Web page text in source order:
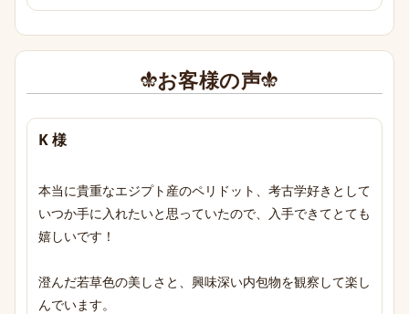
お客様の声
K 様
本当に貴重なエジプト産のペリドット、考古学好きとして
いつか手に入れたいと思っていたので、入手できてとても
嬉しいです！
澄んだ若草色の美しさと、興味深い内包物を観察して楽し
んでいます。